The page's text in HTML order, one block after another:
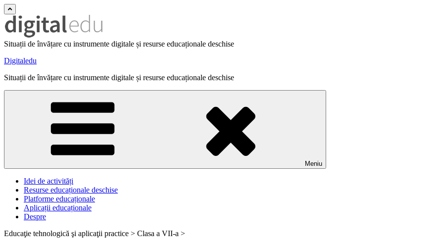
Situații de învățare cu instrumente digitale și resurse educaționale deschise
Digitaledu
Situații de învățare cu instrumente digitale și resurse educaționale deschise
Meniu
Idei de activități
Resurse educaționale deschise
Platforme educaționale
Aplicații educaționale
Despre
Educaţie tehnologică şi aplicaţii practice > Clasa a VII-a >